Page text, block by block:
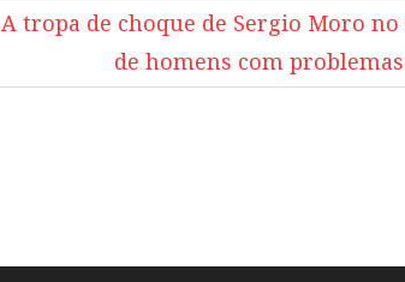
A tropa de choque de Sergio Moro
de homens com